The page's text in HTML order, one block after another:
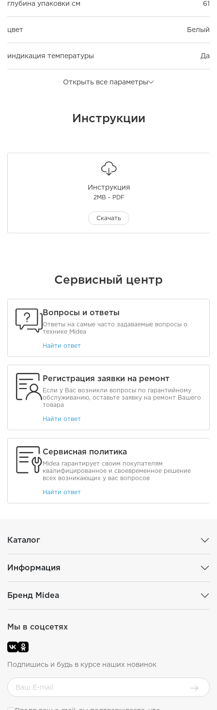
глубина упаковки см 61
цвет Белый
индикация температуры Да
Открыть все параметры
Инструкции
Инструкция
2MB - PDF
Скачать
Сервисный центр
Вопросы и ответы
Ответы на самые часто задаваемые вопросы о
технике Midea
Найти ответ
Регистрация заявки на ремонт
Если у Вас возникли вопросы по гарантийному
обслуживанию, оставьте заявку на ремонт Вашего
товара
Найти ответ
Сервисная политика
Midea гарантирует своим покупателям
квалифицированное и своевременное решение
всех возникающих у вас вопросов
Найти ответ
Каталог
Информация
Бренд Midea
Мы в соцсетях
Подпишись и будь в курсе наших новинок